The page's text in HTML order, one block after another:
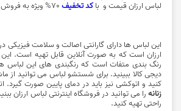
لباس ارزان قیمت و با کد تخفیف 70% ویژه به فروش می رسد.
این لباس ها دارای گارانتی اصالت و سلامت فیزیکی
ارزان است که به صورت آنلاین قابل تهیه است. این
رنگ بندی متفات است که رنگبندی های این لباس
دیجی کالا ببینید. برای شستشو لباس می توانید از
کنید و اتوکشی نیز باید در دمای پایین صورت گیرد.
زنانهرا می توانید در فروشگاه اینترنتی لباس ارزان
راحتی تهیه کنید.